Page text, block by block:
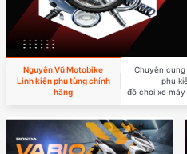
Nguyên Vũ Motobike
Linh kiện phụ tùng chính
hãng
Chuyên
phụ
đồ chơi xe